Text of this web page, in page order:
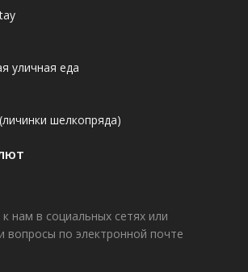
уличная еда
шелкопряда)
нам в социальных сетях или
вопросы по электронной почте